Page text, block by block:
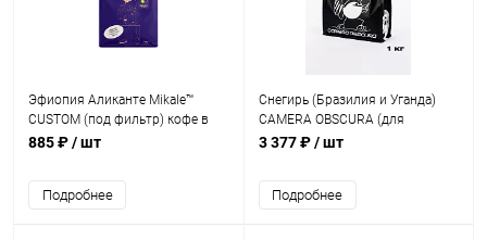
Эфиопия Аликанте Mikale™
CUSTOM (под фильтр) кофе в
зернах, упак. 200 г.
885 ₽/ шт
Подробнее
Снегирь (Бразилия и Уганда)
CAMERA OBSCURA (для
эспрессо) кофе в зернах, упак. 1
3 377 ₽/ шт
Подробнее